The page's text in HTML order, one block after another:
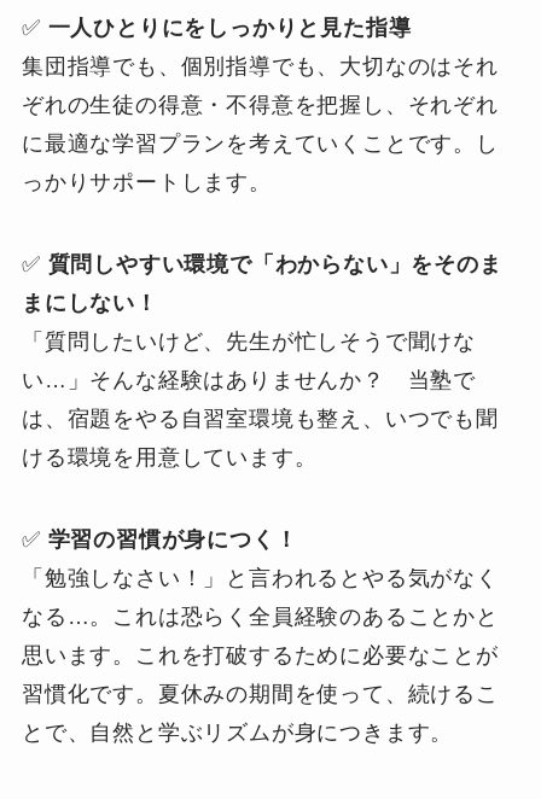
✅ 一人ひとりにをしっかりと見た指導
集団指導でも、個別指導でも、大切なのはそれ
ぞれの生徒の得意・不得意を把握し、それぞれ
に最適な学習プランを考えていくことです。し
っかりサポートします。
✅ 質問しやすい環境で「わからない」をそのま
まにしない！
「質問したいけど、先生が忙しそうで聞けな
い…」そんな経験はありませんか？ 当塾で
は、宿題をやる自習室環境も整え、いつでも聞
ける環境を用意しています。
✅ 学習の習慣が身につく！
「勉強しなさい！」と言われるとやる気がなく
なる…。これは恐らく全員経験のあることかと
思います。これを打破するために必要なことが
習慣化です。夏休みの期間を使って、続けるこ
とで、自然と学ぶリズムが身につきます。